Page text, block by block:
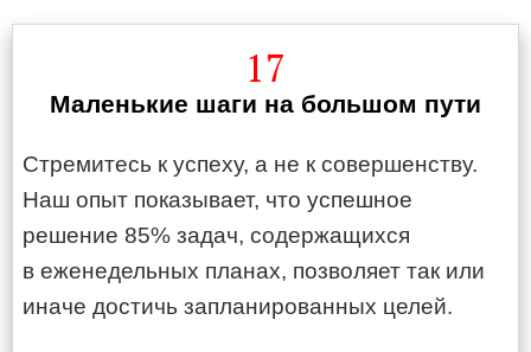
17
Маленькие шаги на большом пути
Стремитесь к успеху, а не к совершенству.
Наш опыт показывает, что успешное
решение 85% задач, содержащихся
в еженедельных планах, позволяет так или
иначе достичь запланированных целей.